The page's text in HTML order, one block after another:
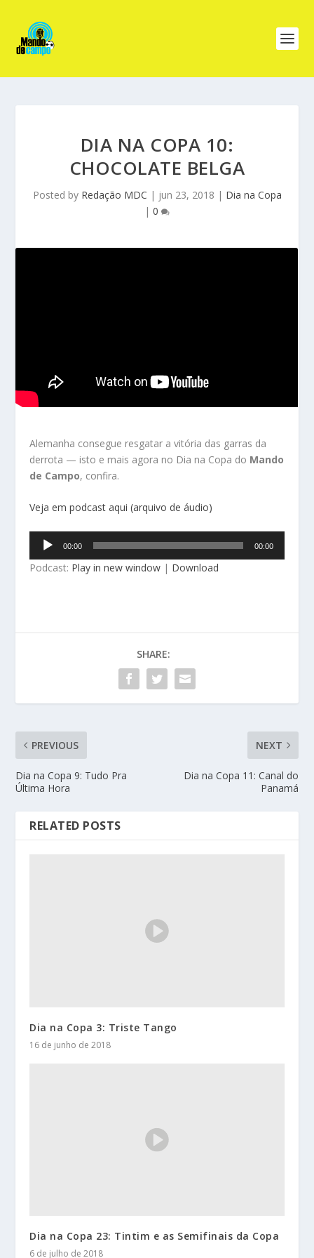
DIA NA COPA 10:
CHOCOLATE BELGA
Posted by Redação MDC | jun 23, 2018 | Dia na Copa
| 0
Alemanha consegue resgatar a vitória das garras da
derrota — isto e mais agora no Dia na Copa do Mando
de Campo, confira.
Veja em podcast aqui (arquivo de áudio)
Tocador
áudio
00:00 00:00
Podcast: Play in new window | Download
SHARE:
PREVIOUS
Dia na Copa 9: Tudo Pra
Última Hora
NEXT
Dia na Copa 11: Canal do
Panamá
RELATED POSTS
Dia na Copa 3: Triste Tango
16 de junho de 2018
Dia na Copa 23: Tintim e as Semifinais da Copa
6 de julho de 2018